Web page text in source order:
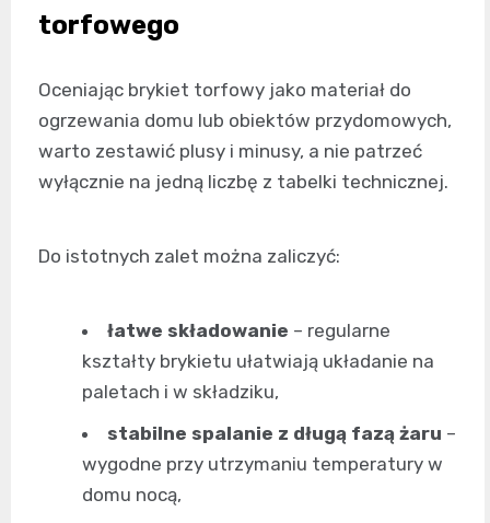
torfowego
Oceniając brykiet torfowy jako materiał do
ogrzewania domu lub obiektów przydomowych,
warto zestawić plusy i minusy, a nie patrzeć
wyłącznie na jedną liczbę z tabelki technicznej.
Do istotnych zalet można zaliczyć:
łatwe składowanie – regularne
kształty brykietu ułatwiają układanie na
paletach i w składziku,
stabilne spalanie z długą fazą żaru –
wygodne przy utrzymaniu temperatury w
domu nocą,